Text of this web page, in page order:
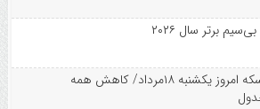
برتر سال ۲۰۲۶
قیمت طلا و سکه امروز یکشنبه ۱۸مرداد/ کاهش همه